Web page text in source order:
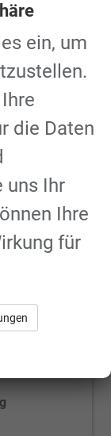
ein, um
die Daten
uns Ihr
Ihre
für